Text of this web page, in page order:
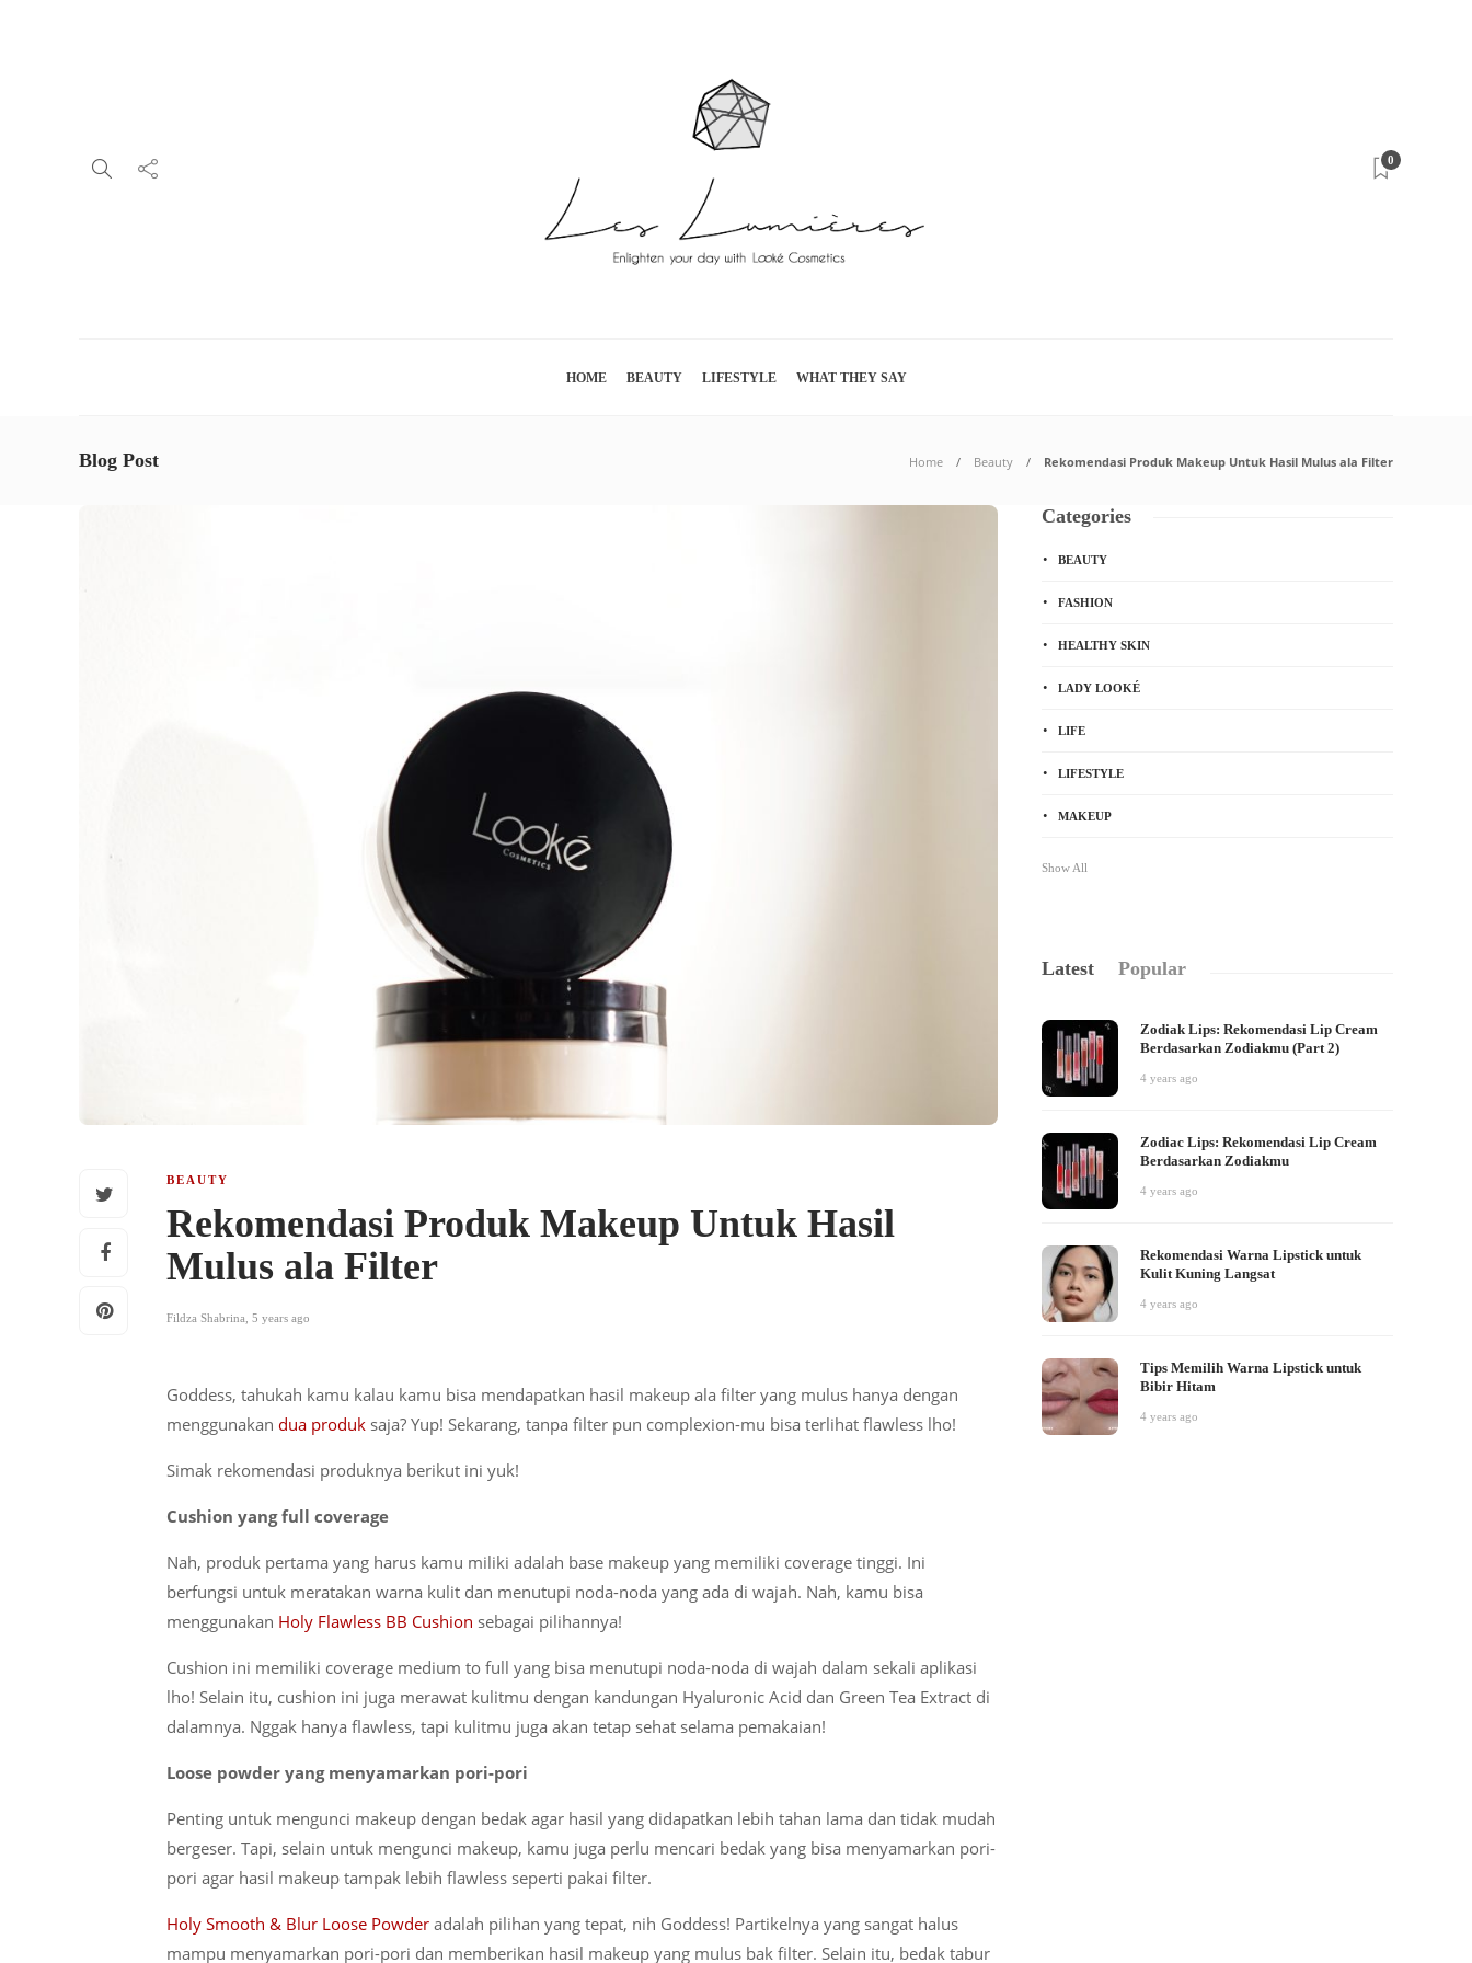
0
HOME BEAUTY LIFESTYLE WHAT THEY SAY
Blog Post Home Beauty Rekomendasi Produk Makeup Untuk Hasil Mulus ala Filter
BEAUTY
Rekomendasi Produk Makeup Untuk Hasil
Mulus ala Filter
Fildza Shabrina, 5 years ago
Goddess, tahukah kamu kalau kamu bisa mendapatkan hasil makeup ala filter yang mulus hanya dengan
menggunakan dua produk saja? Yup! Sekarang, tanpa filter pun complexion-mu bisa terlihat flawless lho!
Simak rekomendasi produknya berikut ini yuk!
Cushion yang full coverage
Nah, produk pertama yang harus kamu miliki adalah base makeup yang memiliki coverage tinggi. Ini
berfungsi untuk meratakan warna kulit dan menutupi noda-noda yang ada di wajah. Nah, kamu bisa
menggunakan Holy Flawless BB Cushion sebagai pilihannya!
Cushion ini memiliki coverage medium to full yang bisa menutupi noda-noda di wajah dalam sekali aplikasi
lho! Selain itu, cushion ini juga merawat kulitmu dengan kandungan Hyaluronic Acid dan Green Tea Extract di
dalamnya. Nggak hanya flawless, tapi kulitmu juga akan tetap sehat selama pemakaian!
Loose powder yang menyamarkan pori-pori
Penting untuk mengunci makeup dengan bedak agar hasil yang didapatkan lebih tahan lama dan tidak mudah
bergeser. Tapi, selain untuk mengunci makeup, kamu juga perlu mencari bedak yang bisa menyamarkan pori-
pori agar hasil makeup tampak lebih flawless seperti pakai filter.
Holy Smooth & Blur Loose Powder adalah pilihan yang tepat, nih Goddess! Partikelnya yang sangat halus
mampu menyamarkan pori-pori dan memberikan hasil makeup yang mulus bak filter. Selain itu, bedak tabur
Categories
BEAUTY
FASHION
HEALTHY SKIN
LADY LOOKÉ
LIFE
LIFESTYLE
MAKEUP
Show All
Latest Popular
Zodiak Lips: Rekomendasi Lip Cream
Berdasarkan Zodiakmu (Part 2)
4 years ago
Zodiac Lips: Rekomendasi Lip Cream
Berdasarkan Zodiakmu
4 years ago
Rekomendasi Warna Lipstick untuk
Kulit Kuning Langsat
4 years ago
Tips Memilih Warna Lipstick untuk
Bibir Hitam
4 years ago